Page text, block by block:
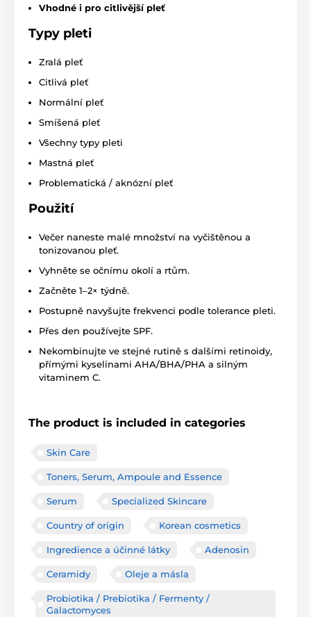
Vhodné i pro citlivější pleť
Typy pleti
Zralá pleť
Citlivá pleť
Normální pleť
Smíšená pleť
Všechny typy pleti
Mastná pleť
Problematická / aknózní pleť
Použití
Večer naneste malé množství na vyčištěnou a
tonizovanou pleť.
Vyhněte se očnímu okolí a rtům.
Začněte 1–2× týdně.
Postupně navyšujte frekvenci podle tolerance pleti.
Přes den používejte SPF.
Nekombinujte ve stejné rutině s dalšími retinoidy,
přímými kyselinami AHA/BHA/PHA a silným
vitaminem C.
The product is included in categories
Skin Care
Toners, Serum, Ampoule and Essence
Serum Specialized Skincare
Country of origin Korean cosmetics
Ingredience a účinné látky Adenosin
Ceramidy Oleje a másla
Probiotika / Prebiotika / Fermenty /
Galactomyces